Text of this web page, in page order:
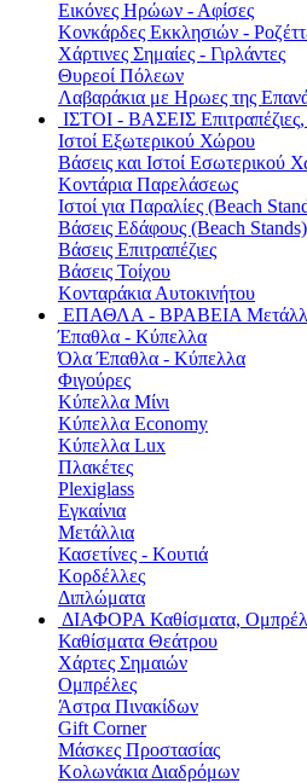
Εικόνες Ηρώων - Αφίσες
Κονκάρδες Εκκλησιών -
Χάρτινες Σημαίες - Γιρλάντες
Θυρεοί Πόλεων
Λαβαράκια με Ηρωες της
ΙΣΤΟΙ - ΒΑΣΕΙΣ
Ιστοί Εξωτερικού Χώρου
Βάσεις και Ιστοί Εσωτερικού
Κοντάρια Παρελάσεως
Ιστοί για Παραλίες (Beach
Βάσεις Εδάφους (Beach Stands)
Βάσεις Επιτραπέζιες
Βάσεις Τοίχου
Κονταράκια Αυτοκινήτου
ΕΠΑΘΛΑ - ΒΡΑΒΕΙΑ
Έπαθλα - Κύπελλα
Όλα Έπαθλα - Κύπελλα
Φιγούρες
Κύπελλα Μίνι
Κύπελλα Economy
Κύπελλα Lux
Πλακέτες
Plexiglass
Εγκαίνια
Μετάλλια
Κασετίνες - Κουτιά
Κορδέλλες
Διπλώματα
ΔΙΑΦΟΡΑ Καθίσματα,
Καθίσματα Θεάτρου
Χάρτες Σημαιών
Ομπρέλες
Άστρα Πινακίδων
Gift Corner
Μάσκες Προστασίας
Κολωνάκια Διαδρόμων